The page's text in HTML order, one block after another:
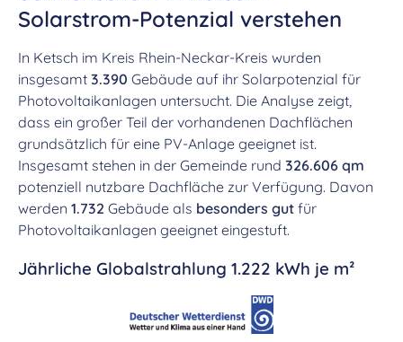
Solarstrom-Potenzial verstehen
In Ketsch im Kreis Rhein-Neckar-Kreis wurden
insgesamt 3.390 Gebäude auf ihr Solarpotenzial für
Photovoltaikanlagen untersucht. Die Analyse zeigt,
dass ein großer Teil der vorhandenen Dachflächen
grundsätzlich für eine PV-Anlage geeignet ist.
Insgesamt stehen in der Gemeinde rund 326.606 qm
potenziell nutzbare Dachfläche zur Verfügung. Davon
werden 1.732 Gebäude als besonders gut für
Photovoltaikanlagen geeignet eingestuft.
Jährliche Globalstrahlung 1.222 kWh je m²